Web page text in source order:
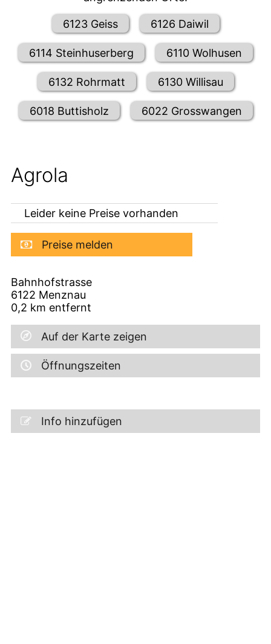
6123 Geiss 6126 Daiwil
6114 Steinhuserberg 6110 Wolhusen
6132 Rohrmatt 6130 Willisau
6018 Buttisholz 6022 Grosswangen
Agrola
Leider keine Preise vorhanden
Preise melden
Bahnhofstrasse
6122 Menznau
0,2 km entfernt
Auf der Karte zeigen
Öffnungszeiten
Info hinzufügen